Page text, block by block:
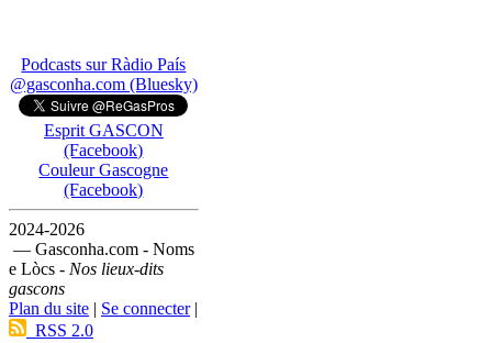
Podcasts sur Ràdio País
@gasconha.com (Bluesky)
Esprit GASCON
(Facebook)
Couleur Gascogne
(Facebook)
2024-2026
— Gasconha.com - Noms
e Lòcs - Nos lieux-dits
gascons
Plan du site | Se connecter|
RSS 2.0